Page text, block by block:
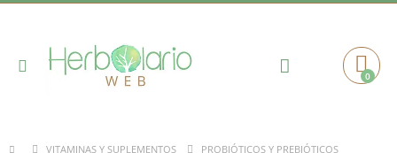
Toggle
Cart0
VITAMINAS Y SUPLEMENTOS PROBIÓTICOS Y PREBIÓTICOS